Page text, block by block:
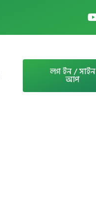
লগ ইন / সাইন
আপ